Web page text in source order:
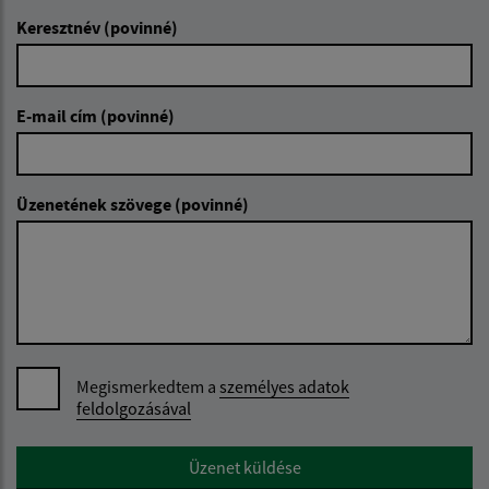
Keresztnév (povinné)
E-mail cím (povinné)
Üzenetének szövege (povinné)
Megismerkedtem a személyes adatok
feldolgozásával
Google reCaptcha ResponseÜzenet küldése